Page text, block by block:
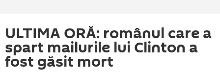
ULTIMA ORĂ: românul care a
spart mailurile lui Clinton a
fost găsit mort